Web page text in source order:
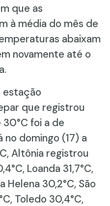
que as
à média do mês de
abaixam
novamente até o
estação
que registrou
foi a de
no domingo (17) a
Altônia registrou
Loanda 31,7°C,
Helena 30,2°C, São
Toledo 30,4°C,